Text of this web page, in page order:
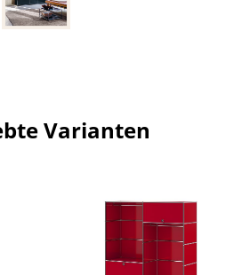
Varianten